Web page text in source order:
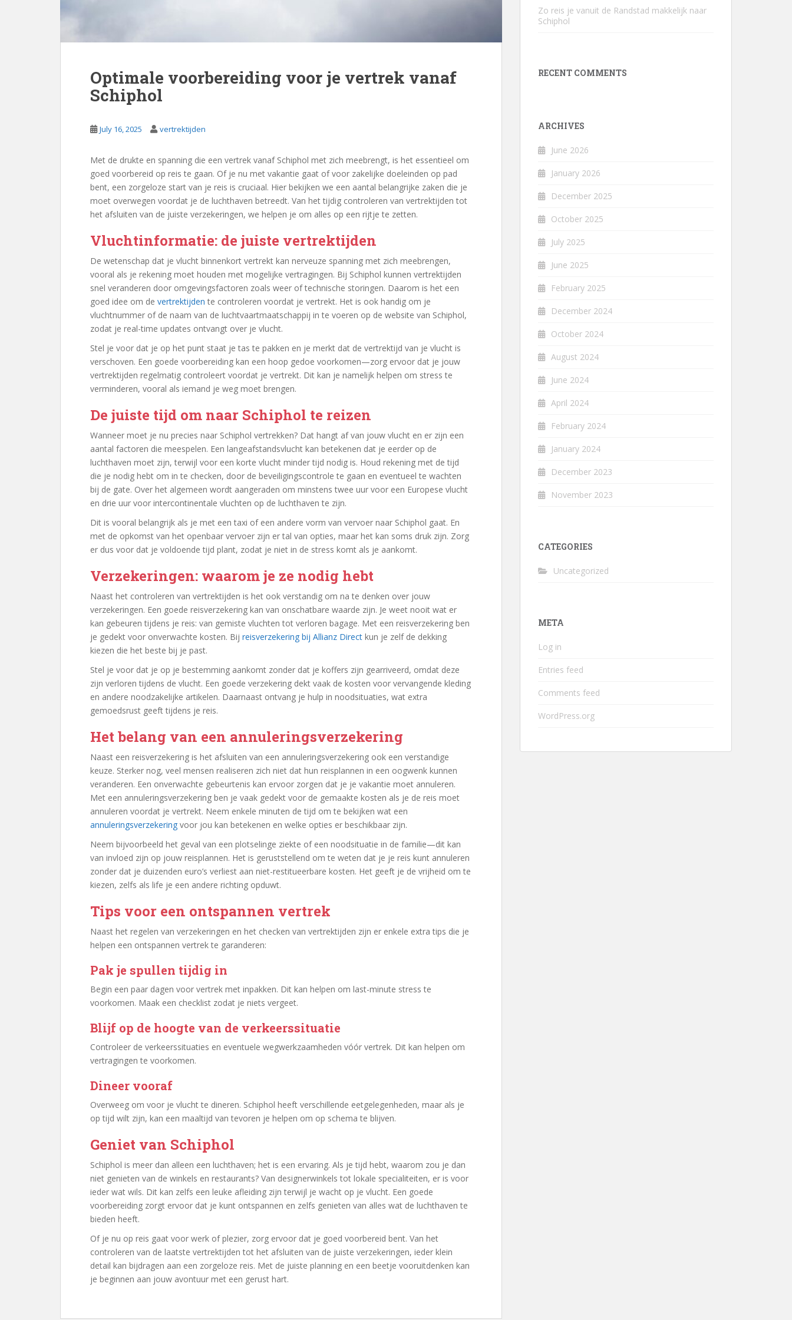
Optimale voorbereiding voor je vertrek vanaf
Schiphol
July 16, 2025 vertrektijden
Met de drukte en spanning die een vertrek vanaf Schiphol met zich meebrengt, is het essentieel om
goed voorbereid op reis te gaan. Of je nu met vakantie gaat of voor zakelijke doeleinden op pad
bent, een zorgeloze start van je reis is cruciaal. Hier bekijken we een aantal belangrijke zaken die je
moet overwegen voordat je de luchthaven betreedt. Van het tijdig controleren van vertrektijden tot
het afsluiten van de juiste verzekeringen, we helpen je om alles op een rijtje te zetten.
Vluchtinformatie: de juiste vertrektijden
De wetenschap dat je vlucht binnenkort vertrekt kan nerveuze spanning met zich meebrengen,
vooral als je rekening moet houden met mogelijke vertragingen. Bij Schiphol kunnen vertrektijden
snel veranderen door omgevingsfactoren zoals weer of technische storingen. Daarom is het een
goed idee om de vertrektijden te controleren voordat je vertrekt. Het is ook handig om je
vluchtnummer of de naam van de luchtvaartmaatschappij in te voeren op de website van Schiphol,
zodat je real-time updates ontvangt over je vlucht.
Stel je voor dat je op het punt staat je tas te pakken en je merkt dat de vertrektijd van je vlucht is
verschoven. Een goede voorbereiding kan een hoop gedoe voorkomen—zorg ervoor dat je jouw
vertrektijden regelmatig controleert voordat je vertrekt. Dit kan je namelijk helpen om stress te
verminderen, vooral als iemand je weg moet brengen.
De juiste tijd om naar Schiphol te reizen
Wanneer moet je nu precies naar Schiphol vertrekken? Dat hangt af van jouw vlucht en er zijn een
aantal factoren die meespelen. Een langeafstandsvlucht kan betekenen dat je eerder op de
luchthaven moet zijn, terwijl voor een korte vlucht minder tijd nodig is. Houd rekening met de tijd
die je nodig hebt om in te checken, door de beveiligingscontrole te gaan en eventueel te wachten
bij de gate. Over het algemeen wordt aangeraden om minstens twee uur voor een Europese vlucht
en drie uur voor intercontinentale vluchten op de luchthaven te zijn.
Dit is vooral belangrijk als je met een taxi of een andere vorm van vervoer naar Schiphol gaat. En
met de opkomst van het openbaar vervoer zijn er tal van opties, maar het kan soms druk zijn. Zorg
er dus voor dat je voldoende tijd plant, zodat je niet in de stress komt als je aankomt.
Verzekeringen: waarom je ze nodig hebt
Naast het controleren van vertrektijden is het ook verstandig om na te denken over jouw
verzekeringen. Een goede reisverzekering kan van onschatbare waarde zijn. Je weet nooit wat er
kan gebeuren tijdens je reis: van gemiste vluchten tot verloren bagage. Met een reisverzekering ben
je gedekt voor onverwachte kosten. Bij reisverzekering bij Allianz Direct kun je zelf de dekking
kiezen die het beste bij je past.
Stel je voor dat je op je bestemming aankomt zonder dat je koffers zijn gearriveerd, omdat deze
zijn verloren tijdens de vlucht. Een goede verzekering dekt vaak de kosten voor vervangende kleding
en andere noodzakelijke artikelen. Daarnaast ontvang je hulp in noodsituaties, wat extra
gemoedsrust geeft tijdens je reis.
Het belang van een annuleringsverzekering
Naast een reisverzekering is het afsluiten van een annuleringsverzekering ook een verstandige
keuze. Sterker nog, veel mensen realiseren zich niet dat hun reisplannen in een oogwenk kunnen
veranderen. Een onverwachte gebeurtenis kan ervoor zorgen dat je je vakantie moet annuleren.
Met een annuleringsverzekering ben je vaak gedekt voor de gemaakte kosten als je de reis moet
annuleren voordat je vertrekt. Neem enkele minuten de tijd om te bekijken wat een
annuleringsverzekering voor jou kan betekenen en welke opties er beschikbaar zijn.
Neem bijvoorbeeld het geval van een plotselinge ziekte of een noodsituatie in de familie—dit kan
van invloed zijn op jouw reisplannen. Het is geruststellend om te weten dat je je reis kunt annuleren
zonder dat je duizenden euro’s verliest aan niet-restitueerbare kosten. Het geeft je de vrijheid om te
kiezen, zelfs als life je een andere richting opduwt.
Tips voor een ontspannen vertrek
Naast het regelen van verzekeringen en het checken van vertrektijden zijn er enkele extra tips die je
helpen een ontspannen vertrek te garanderen:
Pak je spullen tijdig in
Begin een paar dagen voor vertrek met inpakken. Dit kan helpen om last-minute stress te
voorkomen. Maak een checklist zodat je niets vergeet.
Blijf op de hoogte van de verkeerssituatie
Controleer de verkeerssituaties en eventuele wegwerkzaamheden vóór vertrek. Dit kan helpen om
vertragingen te voorkomen.
Dineer vooraf
Overweeg om voor je vlucht te dineren. Schiphol heeft verschillende eetgelegenheden, maar als je
op tijd wilt zijn, kan een maaltijd van tevoren je helpen om op schema te blijven.
Geniet van Schiphol
Schiphol is meer dan alleen een luchthaven; het is een ervaring. Als je tijd hebt, waarom zou je dan
niet genieten van de winkels en restaurants? Van designerwinkels tot lokale specialiteiten, er is voor
ieder wat wils. Dit kan zelfs een leuke afleiding zijn terwijl je wacht op je vlucht. Een goede
voorbereiding zorgt ervoor dat je kunt ontspannen en zelfs genieten van alles wat de luchthaven te
bieden heeft.
Of je nu op reis gaat voor werk of plezier, zorg ervoor dat je goed voorbereid bent. Van het
controleren van de laatste vertrektijden tot het afsluiten van de juiste verzekeringen, ieder klein
detail kan bijdragen aan een zorgeloze reis. Met de juiste planning en een beetje vooruitdenken kan
je beginnen aan jouw avontuur met een gerust hart.
Zo reis je vanuit de Randstad makkelijk naar
Schiphol
RECENT COMMENTS
ARCHIVES
June 2026
January 2026
December 2025
October 2025
July 2025
June 2025
February 2025
December 2024
October 2024
August 2024
June 2024
April 2024
February 2024
January 2024
December 2023
November 2023
CATEGORIES
Uncategorized
META
Log in
Entries feed
Comments feed
WordPress.org